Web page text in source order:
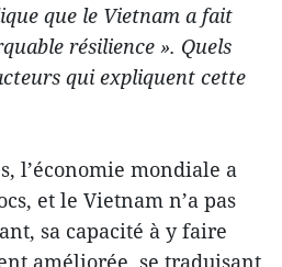
que le Vietnam a fait
résilience ». Quels
qui expliquent cette
l’économie mondiale a
et le Vietnam n’a pas
sa capacité à y faire